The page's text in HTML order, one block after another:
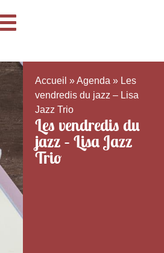
Accueil »Agenda » Les
vendredis du jazz – Lisa
Jazz Trio
Les vendredis du
jazz – Lisa Jazz
Trio